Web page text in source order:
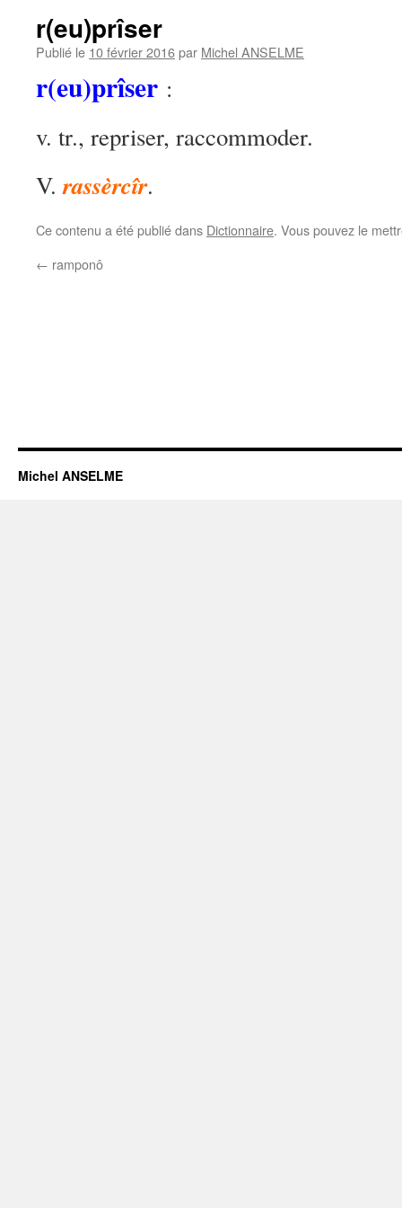
r(eu)prîser
Publié le 10 février 2016par Michel ANSELME
r(eu)prîser :
v. tr., repriser, raccommoder.
V.rassèrcîr.
Ce contenu a été publié dans Dictionnaire. Vous pouvez le
← ramponô
Michel ANSELME